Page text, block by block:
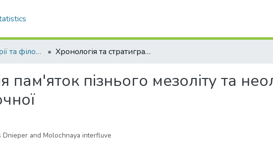
Факультет історії та філософії Хронологія та стратиграфія пам'яток пізнього мезоліту та неоліту у межиріччя Дніпра та Молочної
пам'яток пізнього мезоліту та
and Molochnaya interfluve